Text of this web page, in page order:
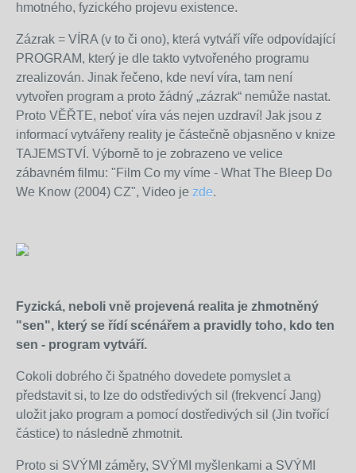
hmotného, fyzického projevu existence.
Zázrak = VÍRA (v to či ono), která vytváří víře odpovídající
PROGRAM, který je dle takto vytvořeného programu
zrealizován. Jinak řečeno, kde neví víra, tam není
vytvořen program a proto žádný „zázrak“ nemůže nastat.
Proto VĚŘTE, neboť víra vás nejen uzdraví! Jak jsou z
informací vytvářeny reality je částečně objasněno v knize
TAJEMSTVÍ. Výborně to je zobrazeno ve velice
zábavném filmu: "Film Co my víme - What The Bleep Do
We Know (2004) CZ", Video je zde.
Fyzická, neboli vně projevená realita je zhmotněný
"sen", který se řídí scénářem a pravidly toho, kdo ten
sen - program vytváří.
Cokoli dobrého či špatného dovedete pomyslet a
představit si, to lze do odstředivých sil (frekvencí Jang)
uložit jako program a pomocí dostředivých sil (Jin tvořící
částice) to následně zhmotnit.
Proto si SVÝMI záměry, SVÝMI myšlenkami a SVÝMI